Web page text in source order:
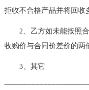
拒收不合格产品并将回收
2、乙方如未能按照合
收购价与合同价差价的两
3、其它